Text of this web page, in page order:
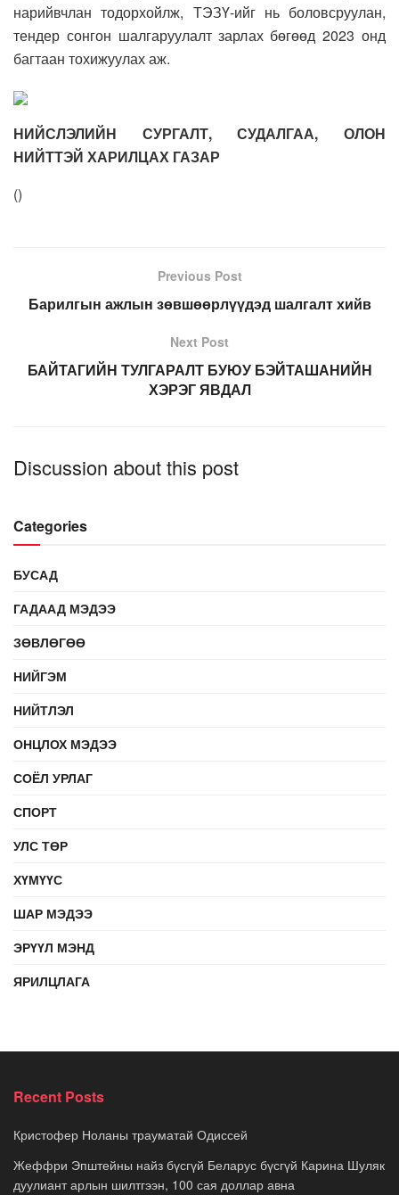
нарийвчлан тодорхойлж, ТЭЗҮ-ийг нь боловсруулан,
тендер сонгон шалгаруулалт зарлах бөгөөд 2023 онд
багтаан тохижуулах аж.
НИЙСЛЭЛИЙН СУРГАЛТ, СУДАЛГАА, ОЛОН
НИЙТТЭЙ ХАРИЛЦАХ ГАЗАР
()
Previous Post
Барилгын ажлын зөвшөөрлүүдэд шалгалт хийв
Next Post
БАЙТАГИЙН ТУЛГАРАЛТ БУЮУ БЭЙТАШАНИЙН
ХЭРЭГ ЯВДАЛ
Discussion about this post
Categories
БУСАД
ГАДААД МЭДЭЭ
ЗӨВЛӨГӨӨ
НИЙГЭМ
НИЙТЛЭЛ
ОНЦЛОХ МЭДЭЭ
СОЁЛ УРЛАГ
СПОРТ
УЛС ТӨР
ХҮМҮҮС
ШАР МЭДЭЭ
ЭРҮҮЛ МЭНД
ЯРИЛЦЛАГА
Recent Posts
Кристофер Ноланы трауматай Одиссей
Жеффри Эпштейны найз бүсгүй Беларус бүсгүй Карина Шуляк
дуулиант арлын шилтгээн, 100 сая доллар авна